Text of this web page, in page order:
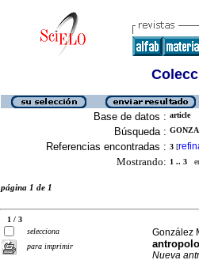
Base de datos : article
Búsqueda :
Referencias encontradas : 3 [
Mostrando: 1 .. 3
página 1 de 1
1 / 3
selecciona
para imprimir
González
Nueva